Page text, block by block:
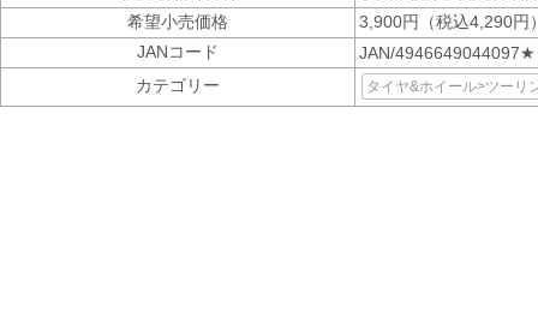
希望小売価格
3,900円（税込4,290円
JANコード
JAN/4946649044097★
カテゴリー
タイヤ&ホイール>ツーリ